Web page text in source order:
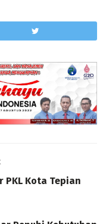
PKL Kota Tepian